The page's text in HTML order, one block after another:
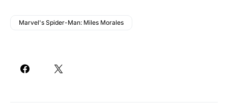
Marvel's Spider-Man: Miles Morales